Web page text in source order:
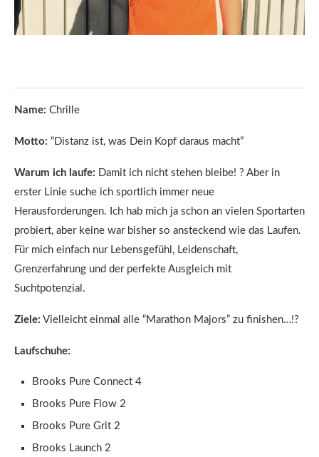
Name: Chrille
Motto: “Distanz ist, was Dein Kopf daraus macht”
Warum ich laufe:
Damit ich nicht stehen bleibe! ? Aber in
erster Linie suche ich sportlich immer neue
Herausforderungen. Ich hab mich ja schon an vielen Sportarten
probiert, aber keine war bisher so ansteckend wie das Laufen.
Für mich einfach nur Lebensgefühl, Leidenschaft,
Grenzerfahrung und der perfekte Ausgleich mit
Suchtpotenzial.
Ziele: Vielleicht einmal alle “Marathon Majors” zu finishen…!?
Laufschuhe:
Brooks Pure Connect 4
Brooks Pure Flow 2
Brooks Pure Grit 2
Brooks Launch 2